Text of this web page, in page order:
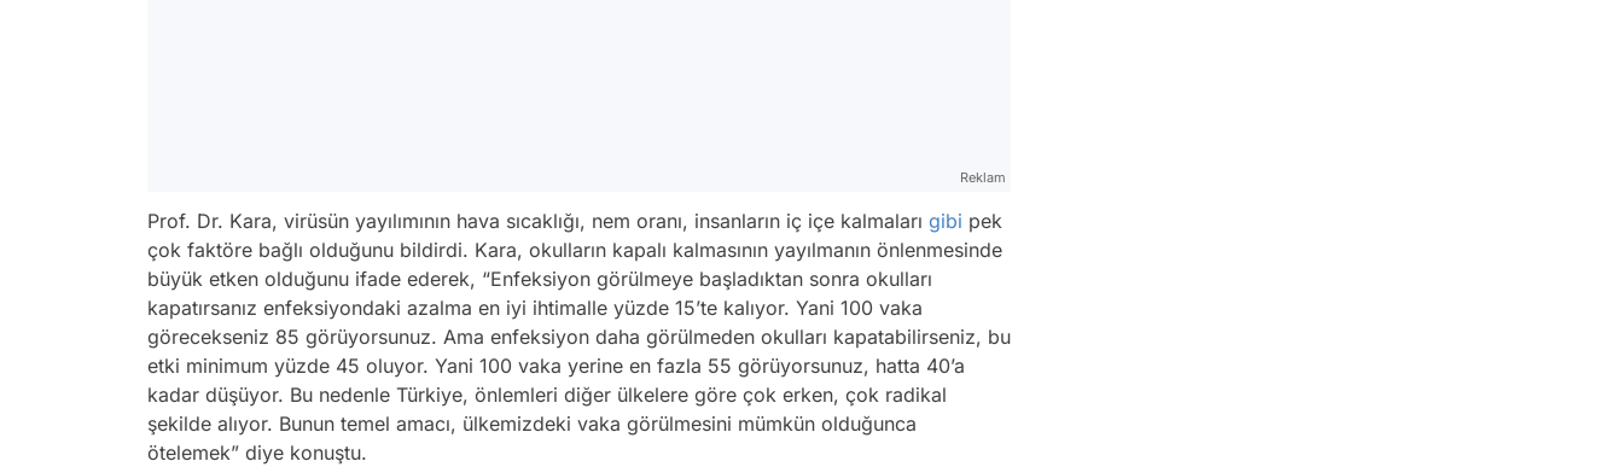
Reklam
Prof. Dr. Kara, virüsün yayılımının hava sıcaklığı, nem oranı, insanların iç içe kalmaları gibi pek
çok faktöre bağlı olduğunu bildirdi. Kara, okulların kapalı kalmasının yayılmanın önlenmesinde
büyük etken olduğunu ifade ederek, “Enfeksiyon görülmeye başladıktan sonra okulları
kapatırsanız enfeksiyondaki azalma en iyi ihtimalle yüzde 15’te kalıyor. Yani 100 vaka
görecekseniz 85 görüyorsunuz. Ama enfeksiyon daha görülmeden okulları kapatabilirseniz, bu
etki minimum yüzde 45 oluyor. Yani 100 vaka yerine en fazla 55 görüyorsunuz, hatta 40’a
kadar düşüyor. Bu nedenle Türkiye, önlemleri diğer ülkelere göre çok erken, çok radikal
şekilde alıyor. Bunun temel amacı, ülkemizdeki vaka görülmesini mümkün olduğunca
ötelemek” diye konuştu.